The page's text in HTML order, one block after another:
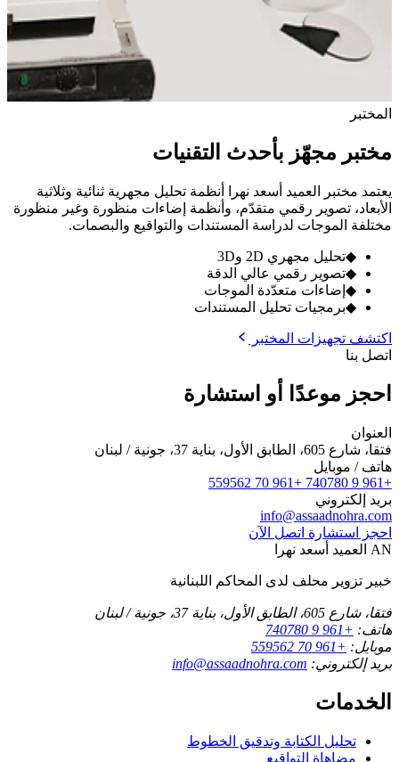
المختبر
مختبر مجهّز بأحدث التقنيات
يعتمد مختبر العميد أسعد نهرا أنظمة تحليل مجهرية ثنائية وثلاثية
الأبعاد، تصوير رقمي متقدّم، وأنظمة إضاءات منظورة وغير منظورة
مختلفة الموجات لدراسة المستندات والتواقيع والبصمات.
◆تحليل مجهري 2D و3D
◆تصوير رقمي عالي الدقة
◆ إضاءات متعدّدة الموجات
◆برمجيات تحليل المستندات
اكتشف تجهيزات المختبر
اتصل بنا
احجز موعدًا أو استشارة
العنوان
فتقا، شارع 605، الطابق الأول، بناية 37، جونية / لبنان
هاتف / موبايل
+961 9 740780
+961 70 559562
بريد إلكتروني
info@assaadnohra.com
احجز استشارة اتصل الآن
AN العميد أسعد نهرا
خبير تزوير محلف لدى المحاكم اللبنانية
فتقا، شارع 605، الطابق الأول، بناية 37، جونية / لبنان
هاتف: +961 9 740780
موبايل: +961 70 559562
بريد إلكتروني: info@assaadnohra.com
الخدمات
تحليل الكتابة وتدقيق الخطوط
مضاهاة التواقيع